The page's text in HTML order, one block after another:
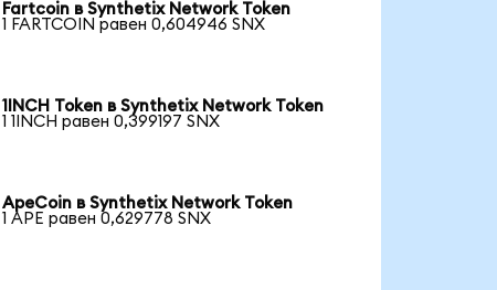
Fartcoin в Synthetix Network Token
1 FARTCOIN равен 0,604946 SNX
1INCH Token в Synthetix Network Token
1 1INCH равен 0,399197 SNX
ApeCoin в Synthetix Network Token
1 APE равен 0,629778 SNX